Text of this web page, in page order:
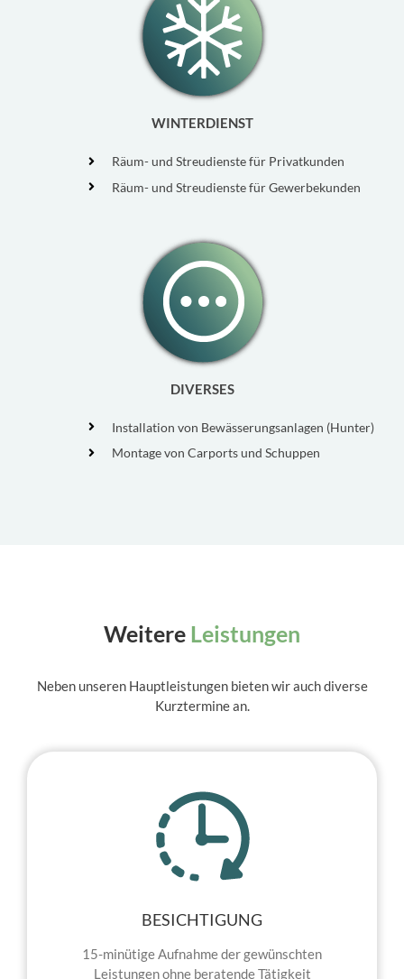
WINTERDIENST
Räum- und Streudienste für Privatkunden
Räum- und Streudienste für Gewerbekunden
DIVERSES
Installation von Bewässerungsanlagen (Hunter)
Montage von Carports und Schuppen
Weitere Leistungen
Neben unseren Hauptleistungen bieten wir auch diverse
Kurztermine an.
BESICHTIGUNG
15-minütige Aufnahme der gewünschten
Leistungen ohne beratende Tätigkeit